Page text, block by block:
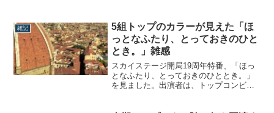
『神々の土地』に代表される数多の名作
が生まれたロシア。2つ目は最近『出島小
宇宙戦争』の舞台となった長崎県。いつ
か...
雑記
5組トップのカラーが見えた「ほ
っとなふたり、とっておきのひと
とき。」雑感
スカイステージ開局19周年特番、「ほっ
となふたり、とっておきのひととき。」
を見ました。出演者は、トップコンビと